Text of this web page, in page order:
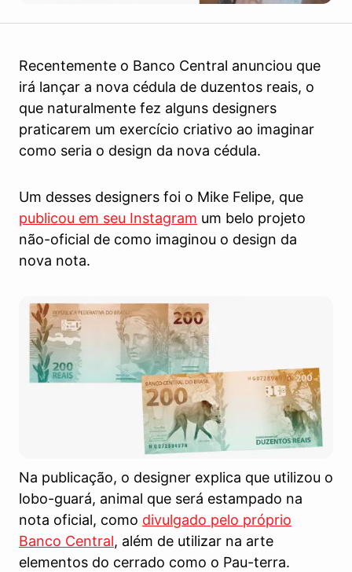
Recentemente o Banco Central anunciou que
irá lançar a nova cédula de duzentos reais, o
que naturalmente fez alguns designers
praticarem um exercício criativo ao imaginar
como seria o design da nova cédula.
Um desses designers foi o Mike Felipe, que
publicou em seu Instagram um belo projeto
não-oficial de como imaginou o design da
nova nota.
Na publicação, o designer explica que utilizou o
lobo-guará, animal que será estampado na
nota oficial, como divulgado pelo próprio
Banco Central, além de utilizar na arte
elementos do cerrado como o Pau-terra.